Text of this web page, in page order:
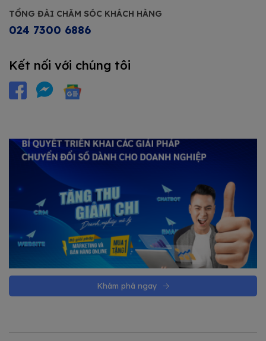
TỔNG ĐÀI CHĂM SÓC KHÁCH HÀNG
024 7300 6886
Kết nối với chúng tôi
Khám phá ngay